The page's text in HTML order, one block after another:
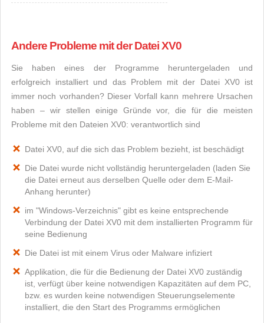
Andere Probleme mit der Datei XV0
Sie haben eines der Programme heruntergeladen und
erfolgreich installiert und das Problem mit der Datei XV0 ist
immer noch vorhanden? Dieser Vorfall kann mehrere Ursachen
haben – wir stellen einige Gründe vor, die für die meisten
Probleme mit den Dateien XV0: verantwortlich sind
Datei XV0, auf die sich das Problem bezieht, ist beschädigt
Die Datei wurde nicht vollständig heruntergeladen (laden Sie
die Datei erneut aus derselben Quelle oder dem E-Mail-
Anhang herunter)
im "Windows-Verzeichnis" gibt es keine entsprechende
Verbindung der Datei XV0 mit dem installierten Programm für
seine Bedienung
Die Datei ist mit einem Virus oder Malware infiziert
Applikation, die für die Bedienung der Datei XV0 zuständig
ist, verfügt über keine notwendigen Kapazitäten auf dem PC,
bzw. es wurden keine notwendigen Steuerungselemente
installiert, die den Start des Programms ermöglichen